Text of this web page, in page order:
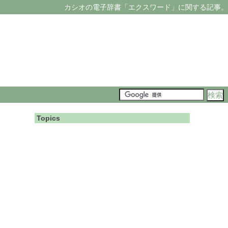
カシオの電子辞書「エクスワード」に関する記事。
Topics